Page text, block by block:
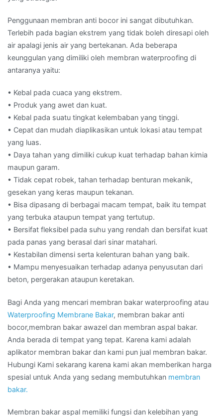
Penggunaan membran anti bocor ini sangat dibutuhkan.
Terlebih pada bagian ekstrem yang tidak boleh diresapi oleh
air apalagi jenis air yang bertekanan. Ada beberapa
keunggulan yang dimiliki oleh membran waterproofing di
antaranya yaitu:
• Kebal pada cuaca yang ekstrem.
• Produk yang awet dan kuat.
• Kebal pada suatu tingkat kelembaban yang tinggi.
• Cepat dan mudah diaplikasikan untuk lokasi atau tempat
yang luas.
• Daya tahan yang dimiliki cukup kuat terhadap bahan kimia
maupun garam.
• Tidak cepat robek, tahan terhadap benturan mekanik,
gesekan yang keras maupun tekanan.
• Bisa dipasang di berbagai macam tempat, baik itu tempat
yang terbuka ataupun tempat yang tertutup.
• Bersifat fleksibel pada suhu yang rendah dan bersifat kuat
pada panas yang berasal dari sinar matahari.
• Kestabilan dimensi serta kelenturan bahan yang baik.
• Mampu menyesuaikan terhadap adanya penyusutan dari
beton, pergerakan ataupun keretakan.
Bagi Anda yang mencari membran bakar waterproofing atau
Waterproofing Membrane Bakar, membran bakar anti
bocor,membran bakar awazel dan membran aspal bakar.
Anda berada di tempat yang tepat. Karena kami adalah
aplikator membran bakar dan kami pun jual membran bakar.
Hubungi Kami sekarang karena kami akan memberikan harga
spesial untuk Anda yang sedang membutuhkan membran
bakar.
Membran bakar aspal memiliki fungsi dan kelebihan yang